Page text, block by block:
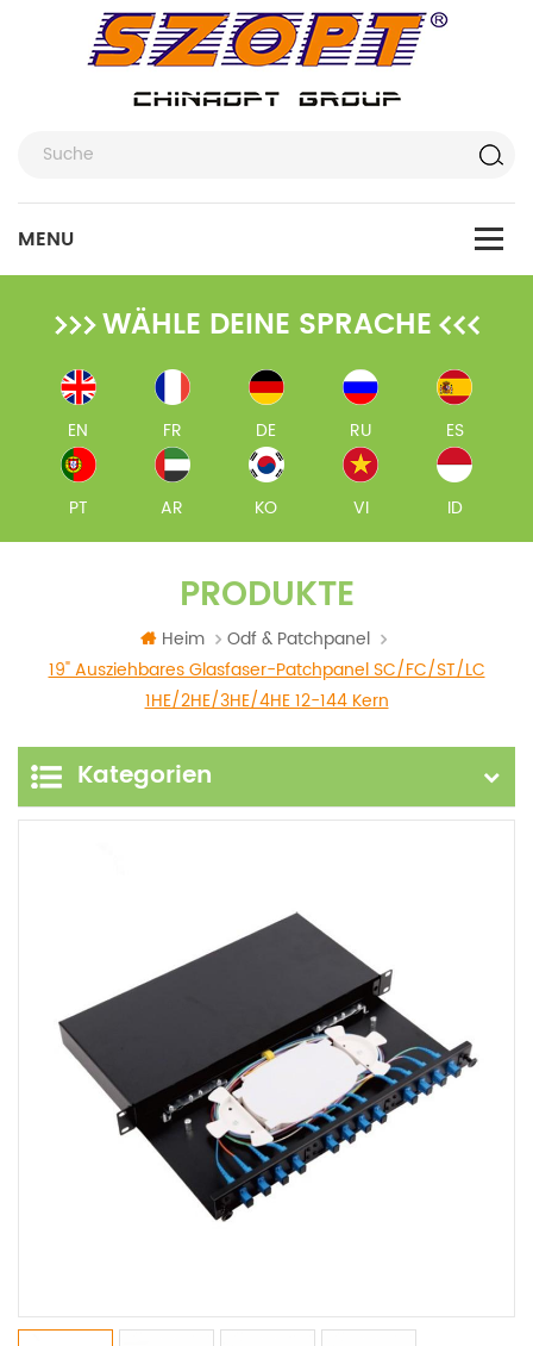
WÄHLE DEINE SPRACHE
EN FR DE RU ES
PT AR KO VI ID
PRODUKTE
Heim
Odf & Patchpanel
19" Ausziehbares Glasfaser-Patchpanel SC/FC/ST/LC
1HE/2HE/3HE/4HE 12-144 Kern
Kategorien